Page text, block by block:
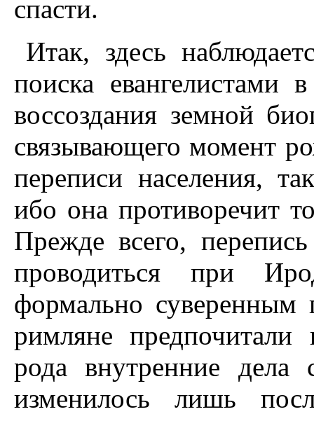
спасти.
Итак, здесь
поиска евангелистами
воссоздания земной
связывающего момент
переписи населения,
ибо она противоречит
Прежде всего,
проводиться при
формально
римляне
рода внутренние дела
изменилось лишь